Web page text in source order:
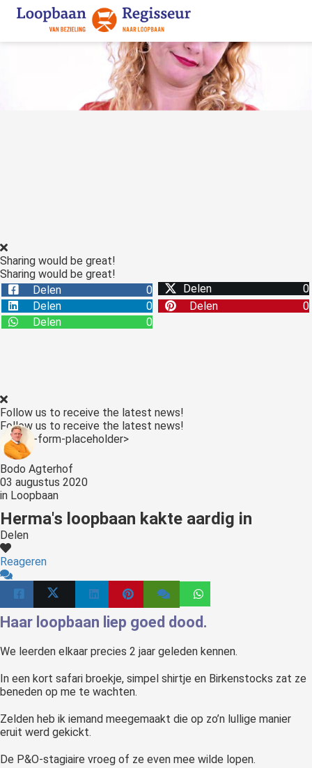
Sharing would be great!
Sharing would be great!
Delen
0 Delen
0
Delen
0 Delen
0
Delen
0
Follow us to receive the latest news!
Follow us to receive the latest news!
<:optin-form-placeholder>
Bodo Agterhof
03 augustus 2020
in Loopbaan
Herma's loopbaan kakte aardig in
Delen
Reageren
Haar loopbaan liep goed dood.
We leerden elkaar precies 2 jaar geleden kennen.
In een kort safari broekje, simpel shirtje en Birkenstocks zat ze
beneden op me te wachten.
Zelden heb ik iemand meegemaakt die op zo’n lullige manier
eruit werd gekickt.
De P&O-stagiaire vroeg of ze even mee wilde lopen.